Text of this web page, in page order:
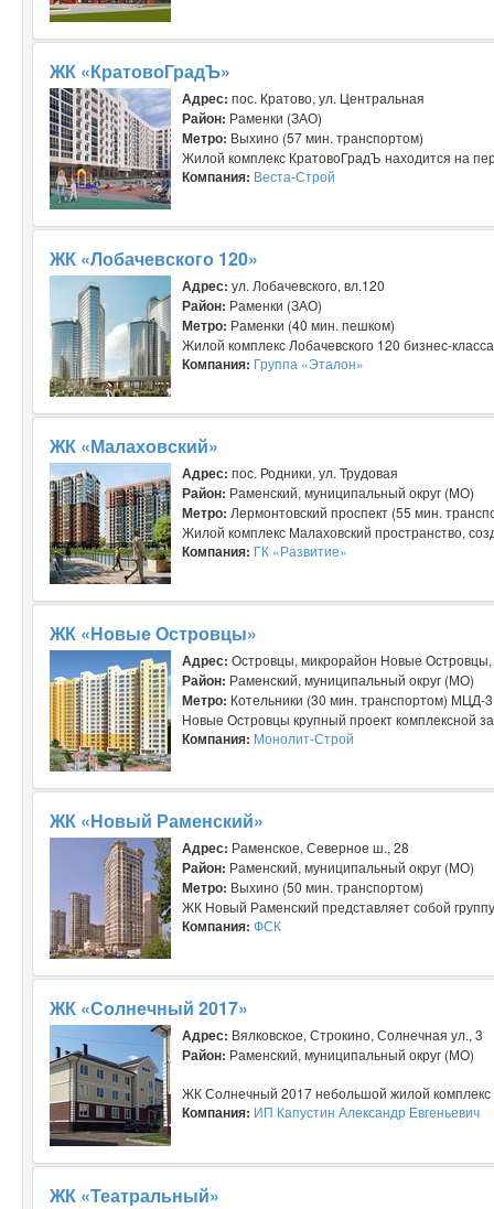
ЖК «КратовоГрадЪ»‎
Адрес: пос. Кратово, ул. Центральная
Район: Раменки (ЗАО)
Метро: Выхино (57 мин. транспортом)
Жилой комплекс КратовоГрадЪ находится на
Компания: Веста-Строй
ЖК «Лобачевского 120»
Адрес: ул. Лобачевского, вл.120
Район: Раменки (ЗАО)
Метро: Раменки (40 мин. пешком)
Жилой комплекс Лобачевского 120 бизнес-
Компания: Группа «Эталон»
ЖК «Малаховский»
Адрес: пос. Родники, ул. Трудовая
Район: Раменский, муниципальный округ (МО)
Метро: Лермонтовский проспект (55 мин.
Жилой комплекс Малаховский пространство,
Компания: ГК «Развитие»
ЖК «Новые Островцы»
Адрес: Островцы, микрорайон Новые Островцы,
Район: Раменский, муниципальный округ (МО)
Метро: Котельники (30 мин. транспортом)
Новые Островцы крупный проект комплексной
Компания: Монолит-Строй
ЖК «Новый Раменский»
Адрес: Раменское, Северное ш., 28
Район: Раменский, муниципальный округ (МО)
Метро: Выхино (50 мин. транспортом)
ЖК Новый Раменский представляет собой
Компания: ФСК
ЖК «Солнечный 2017»
Адрес: Вялковское, Строкино, Солнечная ул., 3
Район: Раменский, муниципальный округ (МО)
ЖК Солнечный 2017 небольшой жилой комплекс
Компания: ИП Капустин Александр Евгеньевич
ЖК «Театральный»